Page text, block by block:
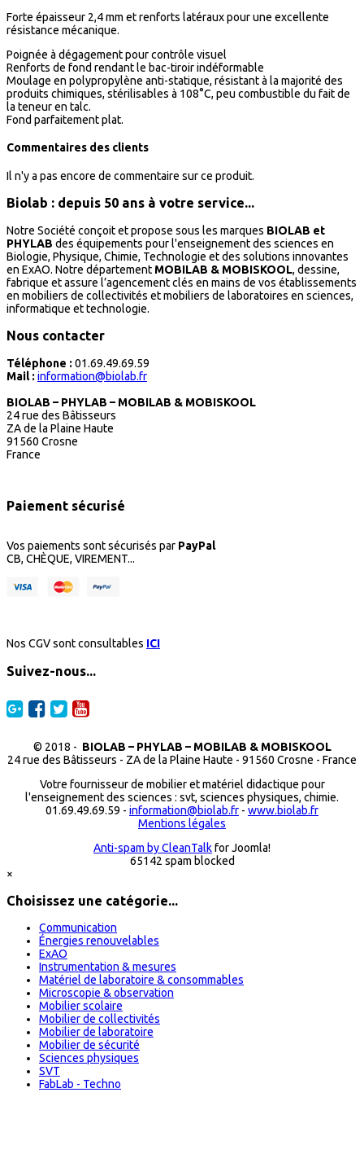
Forte épaisseur 2,4 mm et renforts latéraux pour une excellente
résistance mécanique.
Poignée à dégagement pour contrôle visuel
Renforts de fond rendant le bac-tiroir indéformable
Moulage en polypropylène anti-statique, résistant à la majorité des
produits chimiques, stérilisables à 108°C, peu combustible du fait de
la teneur en talc.
Fond parfaitement plat.
Commentaires des clients
Il n'y a pas encore de commentaire sur ce produit.
Biolab : depuis 50 ans à votre service...
Notre Société conçoit et propose sous les marques BIOLAB et
PHYLAB des équipements pour l'enseignement des sciences en
Biologie, Physique, Chimie, Technologie et des solutions innovantes
en ExAO. Notre département MOBILAB & MOBISKOOL, dessine,
fabrique et assure l’agencement clés en mains de vos établissements
en mobiliers de collectivités et mobiliers de laboratoires en sciences,
informatique et technologie.
Nous contacter
Téléphone : 01.69.49.69.59
Mail : information@biolab.fr
BIOLAB – PHYLAB – MOBILAB & MOBISKOOL
24 rue des Bâtisseurs
ZA de la Plaine Haute
91560 Crosne
France
Paiement sécurisé
Vos paiements sont sécurisés par PayPal
CB, CHÈQUE, VIREMENT...
Nos CGV sont consultables ICI
Suivez-nous...
© 2018 - BIOLAB – PHYLAB – MOBILAB & MOBISKOOL
24 rue des Bâtisseurs - ZA de la Plaine Haute - 91560 Crosne - France
Votre fournisseur de mobilier et matériel didactique pour
l'enseignement des sciences : svt, sciences physiques, chimie.
01.69.49.69.59 - information@biolab.fr - www.biolab.fr
Mentions légales
Anti-spam by CleanTalkfor Joomla!
65142 spam blocked
×
Choisissez une catégorie...
Communication
Énergies renouvelables
ExAO
Instrumentation & mesures
Matériel de laboratoire & consommables
Microscopie & observation
Mobilier scolaire
Mobilier de collectivités
Mobilier de laboratoire
Mobilier de sécurité
Sciences physiques
SVT
FabLab - Techno